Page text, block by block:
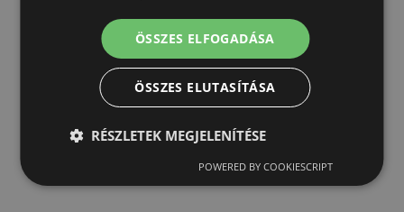
ÖSSZES ELFOGADÁSA
ÖSSZES ELUTASÍTÁSA
RÉSZLETEK MEGJELENÍTÉSE
POWERED BY COOKIESCRIPT